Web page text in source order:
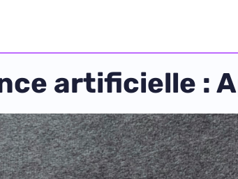
artificielle :